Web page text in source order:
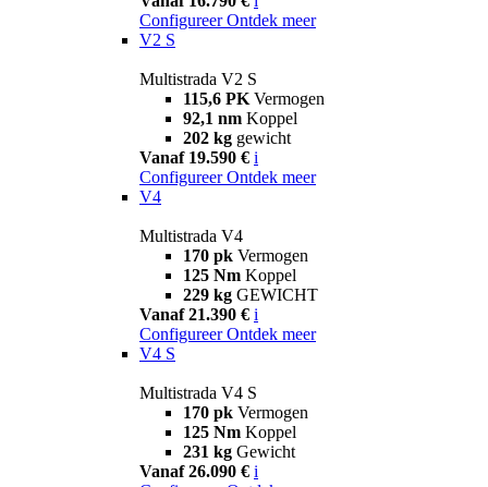
Configureer Ontdek meer
V2 S
Multistrada V2 S
115,6 PK Vermogen
92,1 nm Koppel
202 kg gewicht
Vanaf 19.590 € i
Configureer Ontdek meer
V4
Multistrada V4
170 pk Vermogen
125 Nm Koppel
229 kg GEWICHT
Vanaf 21.390 € i
Configureer Ontdek meer
V4 S
Multistrada V4 S
170 pk Vermogen
125 Nm Koppel
231 kg Gewicht
Vanaf 26.090 € i